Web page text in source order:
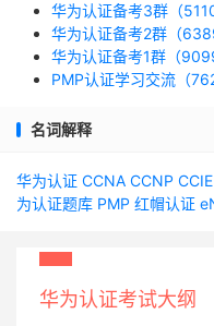
华为认证备考3群（
华为认证备考2群（
华为认证备考1群（
PMP认证学习交流（
名词解释
华为认证 CCNA CCNP CCIE
为认证题库 PMP 红帽认证
华为认证考试大纲